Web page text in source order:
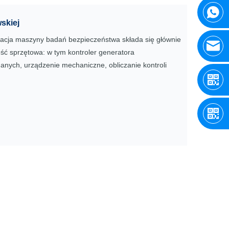
maszyny badań bezpieczeństwa składa się głównie
sprzętowa: w tym kontroler generatora
urządzenie mechaniczne, obliczanie kontroli